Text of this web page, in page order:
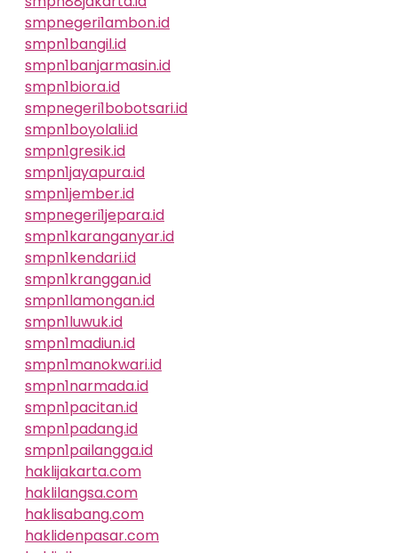
smpnegeri1ambon.id
smpn1bangil.id
smpn1banjarmasin.id
smpn1biora.id
smpnegeri1bobotsari.id
smpn1boyolali.id
smpn1gresik.id
smpn1jayapura.id
smpn1jember.id
smpnegeri1jepara.id
smpn1karanganyar.id
smpn1kendari.id
smpn1kranggan.id
smpn1lamongan.id
smpn1luwuk.id
smpn1madiun.id
smpn1manokwari.id
smpn1narmada.id
smpn1pacitan.id
smpn1padang.id
smpn1pailangga.id
haklijakarta.com
haklilangsa.com
haklisabang.com
haklidenpasar.com